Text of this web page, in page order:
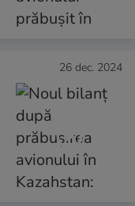
26 dec. 2024